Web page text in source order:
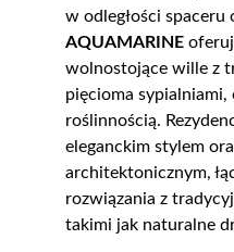
w odległości spaceru
AQUAMARINE
wolnostojące wille z
pięcioma sypialniami,
roślinnością.
eleganckim stylem
architektonicznym,
rozwiązania z
takimi jak naturalne